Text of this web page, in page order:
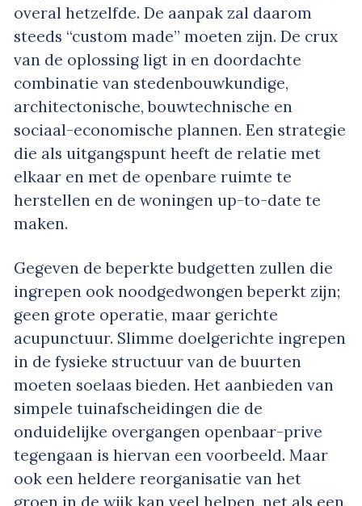
overal hetzelfde. De aanpak zal daarom
steeds “custom made” moeten zijn. De crux
van de oplossing ligt in en doordachte
combinatie van stedenbouwkundige,
architectonische, bouwtechnische en
sociaal-economische plannen. Een strategie
die als uitgangspunt heeft de relatie met
elkaar en met de openbare ruimte te
herstellen en de woningen up-to-date te
maken.
Gegeven de beperkte budgetten zullen die
ingrepen ook noodgedwongen beperkt zijn;
geen grote operatie, maar gerichte
acupunctuur. Slimme doelgerichte ingrepen
in de fysieke structuur van de buurten
moeten soelaas bieden. Het aanbieden van
simpele tuinafscheidingen die de
onduidelijke overgangen openbaar-prive
tegengaan is hiervan een voorbeeld. Maar
ook een heldere reorganisatie van het
groen in de wijk kan veel helpen, net als een